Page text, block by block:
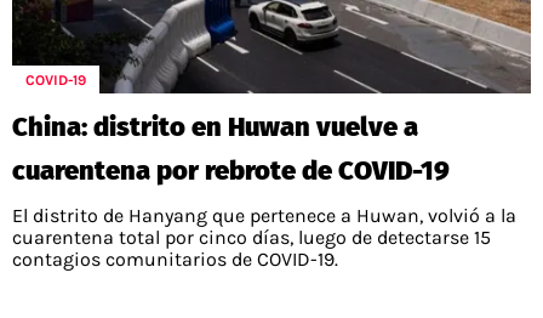
COVID-19
China: distrito en Huwan vuelve a
cuarentena por rebrote de COVID-19
El distrito de Hanyang que pertenece a Huwan, volvió a la
cuarentena total por cinco días, luego de detectarse 15
contagios comunitarios de COVID-19.